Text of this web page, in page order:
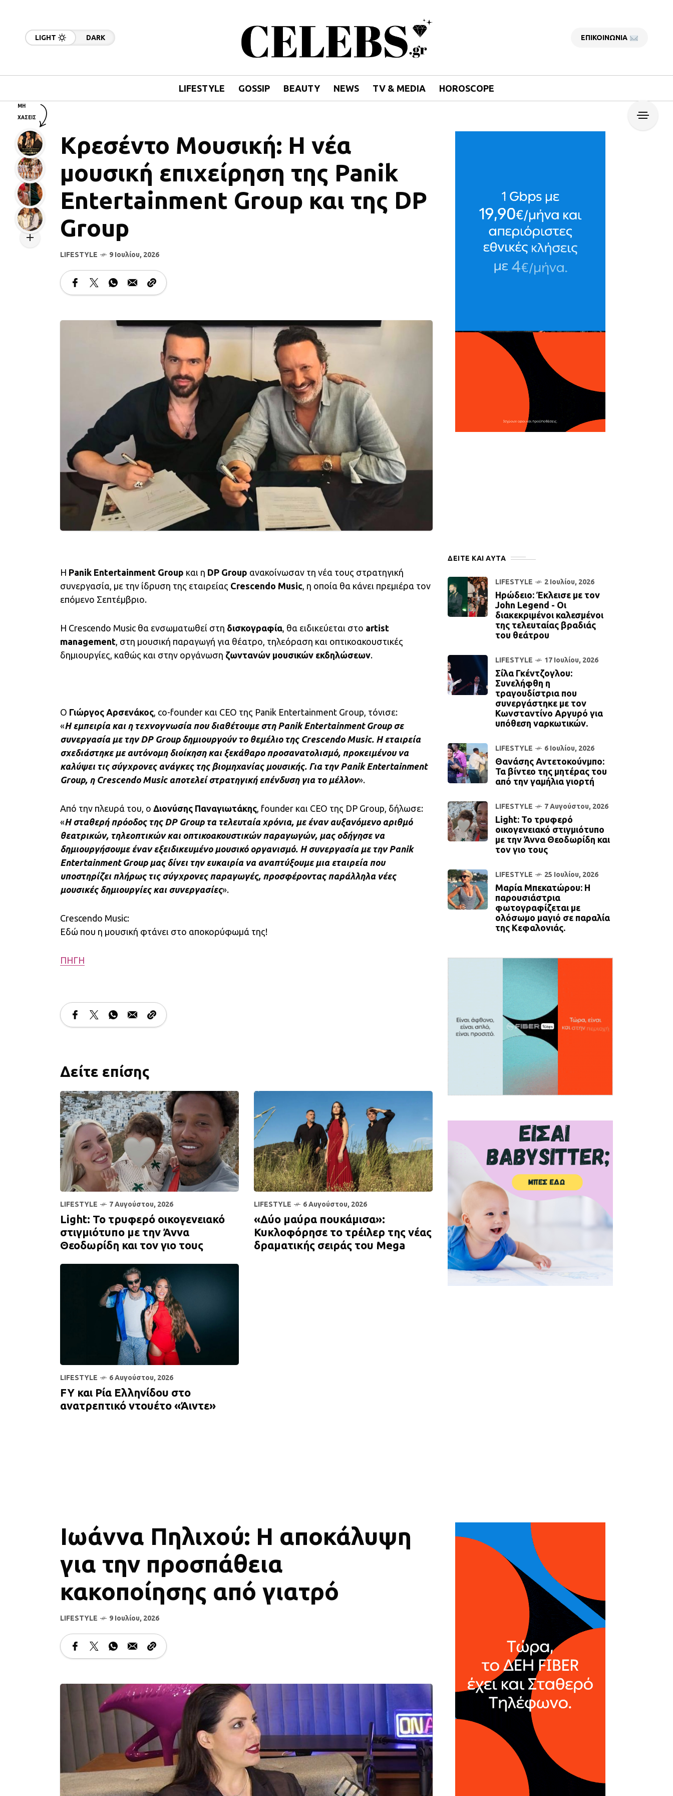
LIGHT DARK ΕΠΙΚΟΙΝΩΝΙΑ
LIFESTYLE GOSSIP BEAUTY NEWS TV & MEDIA HOROSCOPE
Κρεσέντο Μουσική: Η νέα
μουσική επιχείρηση της Panik
Entertainment Group και της DP
Group
LIFESTYLE 9 Ιουλίου, 2026
Η Panik Entertainment Group και η DP Group ανακοίνωσαν τη νέα τους στρατηγική
συνεργασία, με την ίδρυση της εταιρείας Crescendo Music , η οποία θα κάνει πρεμιέρα τον
επόμενο Σεπτέμβριο.
Η Crescendo Music θα ενσωματωθεί στη δισκογραφία , θα ειδικεύεται στο artist
management , στη μουσική παραγωγή για θέατρο, τηλεόραση και οπτικοακουστικές
δημιουργίες, καθώς και στην οργάνωση ζωντανών μουσικών εκδηλώσεων.
Ο Γιώργος Αρσενάκος , co-founder και CEO της Panik Entertainment Group, τόνισε:
«Η εμπειρία και η τεχνογνωσία που διαθέτουμε στη Panik Entertainment Group σε
συνεργασία με την DP Group δημιουργούν το θεμέλιο της Crescendo Music. Η εταιρεία
σχεδιάστηκε με αυτόνομη διοίκηση και ξεκάθαρο προσανατολισμό, προκειμένου να
καλύψει τις σύγχρονες ανάγκες της βιομηχανίας μουσικής. Για την Panik Entertainment
Group, η Crescendo Music αποτελεί στρατηγική επένδυση για το μέλλον».
Από την πλευρά του, ο Διονύσης Παναγιωτάκης , founder και CEO της DP Group, δήλωσε:
«Η σταθερή πρόοδος της DP Group τα τελευταία χρόνια, με έναν αυξανόμενο αριθμό
θεατρικών, τηλεοπτικών και οπτικοακουστικών παραγωγών, μας οδήγησε να
δημιουργήσουμε έναν εξειδικευμένο μουσικό οργανισμό. Η συνεργασία με την Panik
Entertainment Group μας δίνει την ευκαιρία να αναπτύξουμε μια εταιρεία που
υποστηρίζει πλήρως τις σύγχρονες παραγωγές, προσφέροντας παράλληλα νέες
μουσικές δημιουργίες και συνεργασίες».
Crescendo Music:
Εδώ που η μουσική φτάνει στο αποκορύφωμά της!
ΠΗΓΗ
Δείτε επίσης
LIFESTYLE 7 Αυγούστου, 2026
Light: Το τρυφερό οικογενειακό
στιγμιότυπο με την Άννα
Θεοδωρίδη και τον γιο τους
LIFESTYLE 6 Αυγούστου, 2026
«Δύο μαύρα πουκάμισα»:
Κυκλοφόρησε το τρέιλερ της νέας
δραματικής σειράς του Mega
LIFESTYLE 6 Αυγούστου, 2026
FY και Ρία Ελληνίδου στο
ανατρεπτικό ντουέτο «Άιντε»
ΔΕΙΤΕ ΚΑΙ ΑΥΤΆ
LIFESTYLE 2 Ιουλίου, 2026
Ηρώδειο: Έκλεισε με τον
John Legend - Οι
διακεκριμένοι καλεσμένοι
της τελευταίας βραδιάς
του θεάτρου
LIFESTYLE 17 Ιουλίου, 2026
Σίλα Γκέντζογλου:
Συνελήφθη η
τραγουδίστρια που
συνεργάστηκε με τον
Κωνσταντίνο Αργυρό για
υπόθεση ναρκωτικών.
LIFESTYLE 6 Ιουλίου, 2026
Θανάσης Αντετοκούνμπο:
Τα βίντεο της μητέρας του
από την γαμήλια γιορτή
LIFESTYLE 7 Αυγούστου, 2026
Light: Το τρυφερό
οικογενειακό στιγμιότυπο
με την Άννα Θεοδωρίδη και
τον γιο τους
LIFESTYLE 25 Ιουλίου, 2026
Μαρία Μπεκατώρου: Η
παρουσιάστρια
φωτογραφίζεται με
ολόσωμο μαγιό σε παραλία
της Κεφαλονιάς.
Ιωάννα Πηλιχού: Η αποκάλυψη
για την προσπάθεια
κακοποίησης από γιατρό
LIFESTYLE 9 Ιουλίου, 2026
ΜΗ
ΧΑΣΕΙΣ